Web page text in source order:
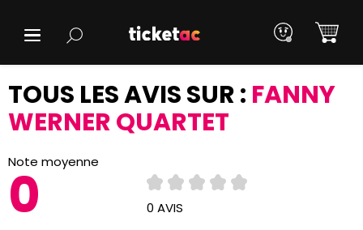
TOUS LES AVIS SUR : FANNY
WERNER QUARTET
Note moyenne
0 0 AVIS